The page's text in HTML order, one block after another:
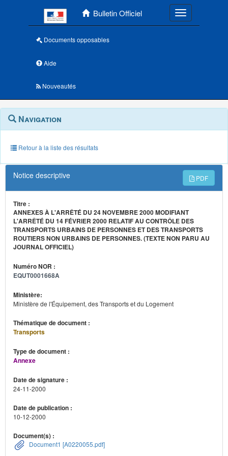
Bulletin Officiel Toggle
Documents opposables
Aide
Nouveautés
Navigation
outils
annexes
Menu
contextuel
Navigation
Retour à la liste des résultats
Notice descriptive PDF
Titre :
ANNEXES À L'ARRÊTÉ DU 24 NOVEMBRE 2000 MODIFIANT
L'ARRÊTÉ DU 14 FÉVRIER 2000 RELATIF AU CONTRÔLE DES
TRANSPORTS URBAINS DE PERSONNES ET DES TRANSPORTS
ROUTIERS NON URBAINS DE PERSONNES. (TEXTE NON PARU AU
JOURNAL OFFICIEL)
Numéro NOR :
EQUT0001668A
Ministère:
Ministère de l'Équipement, des Transports et du Logement
Thématique de document :
Transports
Type de document :
Annexe
Date de signature :
24-11-2000
Date de publication :
10-12-2000
Document(s) :
Document1 [A0220055.pdf]